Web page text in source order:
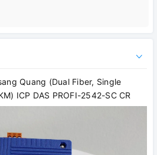
Quang (Dual Fiber, Single
ICP DAS PROFI-2542-SC CR